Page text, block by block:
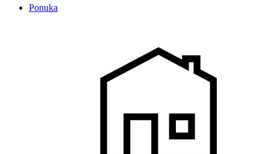
Ponuka